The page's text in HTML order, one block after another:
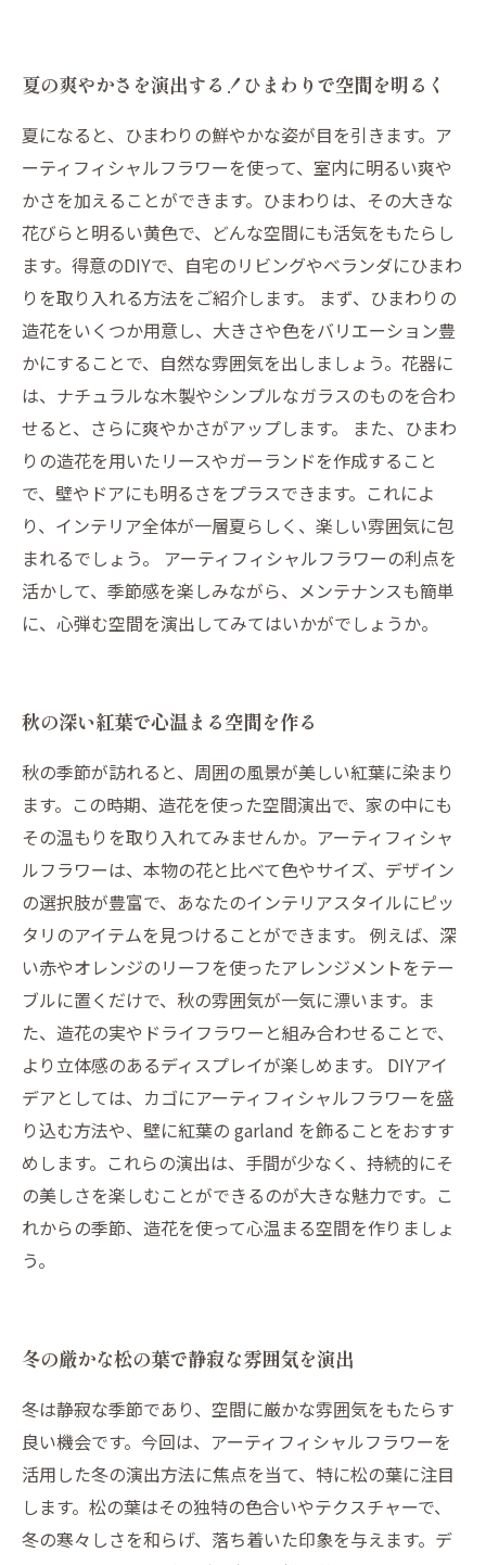
夏の爽やかさを演出する！ひまわりで空間を明るく
夏になると、ひまわりの鮮やかな姿が目を引きます。ア
ーティフィシャルフラワーを使って、室内に明るい爽や
かさを加えることができます。ひまわりは、その大きな
花びらと明るい黄色で、どんな空間にも活気をもたらし
ます。得意のDIYで、自宅のリビングやベランダにひまわ
りを取り入れる方法をご紹介します。 まず、ひまわりの
造花をいくつか用意し、大きさや色をバリエーション豊
かにすることで、自然な雰囲気を出しましょう。花器に
は、ナチュラルな木製やシンプルなガラスのものを合わ
せると、さらに爽やかさがアップします。 また、ひまわ
りの造花を用いたリースやガーランドを作成すること
で、壁やドアにも明るさをプラスできます。これによ
り、インテリア全体が一層夏らしく、楽しい雰囲気に包
まれるでしょう。 アーティフィシャルフラワーの利点を
活かして、季節感を楽しみながら、メンテナンスも簡単
に、心弾む空間を演出してみてはいかがでしょうか。
秋の深い紅葉で心温まる空間を作る
秋の季節が訪れると、周囲の風景が美しい紅葉に染まり
ます。この時期、造花を使った空間演出で、家の中にも
その温もりを取り入れてみませんか。アーティフィシャ
ルフラワーは、本物の花と比べて色やサイズ、デザイン
の選択肢が豊富で、あなたのインテリアスタイルにピッ
タリのアイテムを見つけることができます。 例えば、深
い赤やオレンジのリーフを使ったアレンジメントをテー
ブルに置くだけで、秋の雰囲気が一気に漂います。ま
た、造花の実やドライフラワーと組み合わせることで、
より立体感のあるディスプレイが楽しめます。 DIYアイ
デアとしては、カゴにアーティフィシャルフラワーを盛
り込む方法や、壁に紅葉の garland を飾ることをおすす
めします。これらの演出は、手間が少なく、持続的にそ
の美しさを楽しむことができるのが大きな魅力です。こ
れからの季節、造花を使って心温まる空間を作りましょ
う。
冬の厳かな松の葉で静寂な雰囲気を演出
冬は静寂な季節であり、空間に厳かな雰囲気をもたらす
良い機会です。今回は、アーティフィシャルフラワーを
活用した冬の演出方法に焦点を当て、特に松の葉に注目
します。松の葉はその独特の色合いやテクスチャーで、
冬の寒々しさを和らげ、落ち着いた印象を与えます。デ